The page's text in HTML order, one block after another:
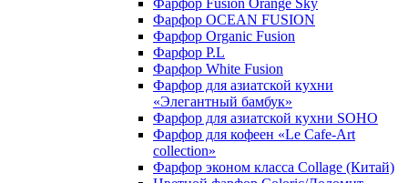
Фарфор Fusion Orange Sky
Фарфор OCEAN FUSION
Фарфор Organic Fusion
Фарфор P.L
Фарфор White Fusion
Фарфор для азиатской кухни
«Элегантный бамбук»
Фарфор для азиатской кухни SOHO
Фарфор для кофеен «Le Cafe-Art
collection»
Фарфор эконом класса Collage (Китай)